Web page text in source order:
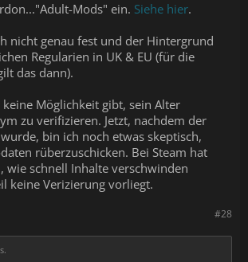
Mods" ein. Siehe hier.
nicht genau fest und der Hintergrund
Regularien in UK & EU (für die
das dann).
keine Möglichkeit gibt, sein Alter
zu verifizieren. Jetzt, nachdem der
bin ich noch etwas skeptisch,
rüberzuschicken. Bei Steam hat
wie schnell Inhalte verschwinden
keine Verizierung vorliegt.
#28